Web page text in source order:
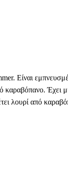
Είναι
Έχει
λουρί από